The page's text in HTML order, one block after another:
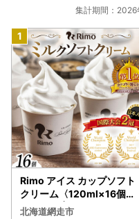
集計期間：
Rimo アイス カップソフト
クリーム〈120ml×16個〉
ABA002 | アイス
北海道網走市